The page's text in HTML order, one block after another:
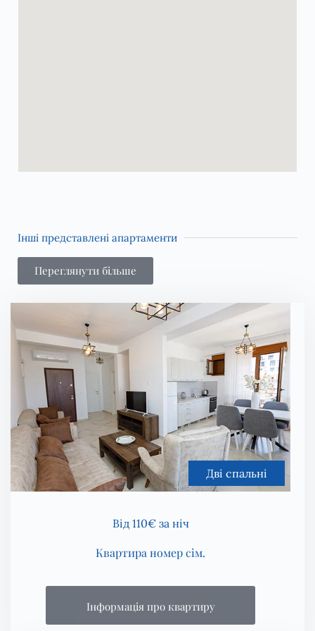
Інші представлені апартаменти
Переглянути більше
Дві спальні
Від 110€ за ніч
Квартира номер сім.
Інформація про квартиру